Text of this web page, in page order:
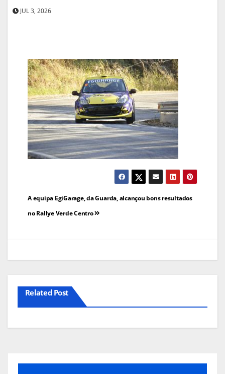
JUL 3, 2026
Navegação
de
A equipa EgiGarage, da Guarda, alcançou bons resultados
no Rallye Verde Centro
Related Post